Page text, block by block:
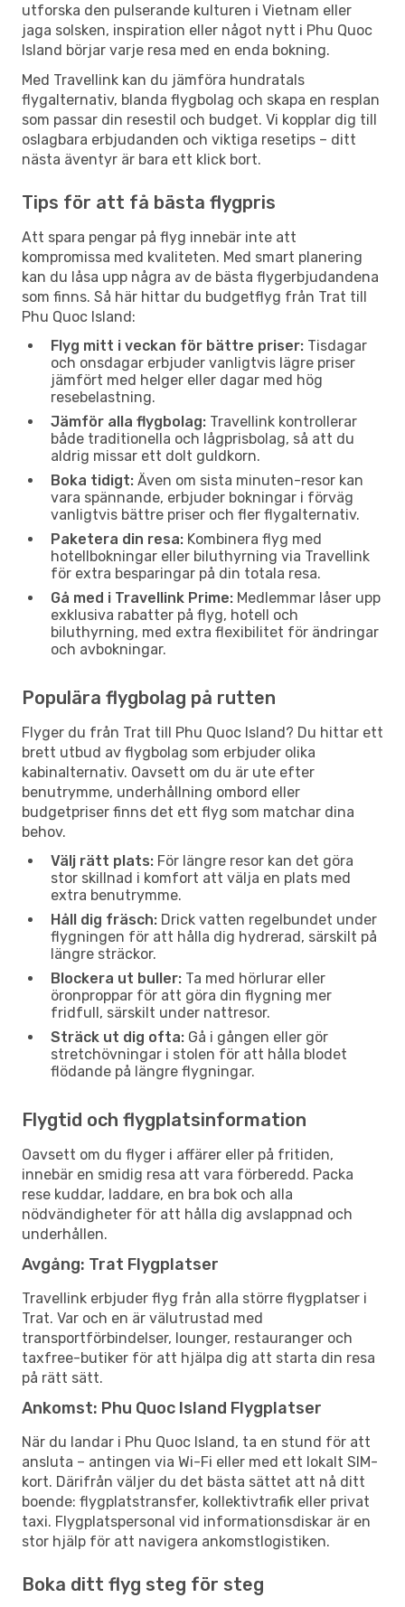
utforska den pulserande kulturen i Vietnam eller
jaga solsken, inspiration eller något nytt i Phu Quoc
Island börjar varje resa med en enda bokning.
Med Travellink kan du jämföra hundratals
flygalternativ, blanda flygbolag och skapa en resplan
som passar din resestil och budget. Vi kopplar dig till
oslagbara erbjudanden och viktiga resetips – ditt
nästa äventyr är bara ett klick bort.
Tips för att få bästa flygpris
Att spara pengar på flyg innebär inte att
kompromissa med kvaliteten. Med smart planering
kan du låsa upp några av de bästa flygerbjudandena
som finns. Så här hittar du budgetflyg från Trat till
Phu Quoc Island:
Flyg mitt i veckan för bättre priser: Tisdagar
och onsdagar erbjuder vanligtvis lägre priser
jämfört med helger eller dagar med hög
resebelastning.
Jämför alla flygbolag: Travellink kontrollerar
både traditionella och lågprisbolag, så att du
aldrig missar ett dolt guldkorn.
Boka tidigt: Även om sista minuten-resor kan
vara spännande, erbjuder bokningar i förväg
vanligtvis bättre priser och fler flygalternativ.
Paketera din resa: Kombinera flyg med
hotellbokningar eller biluthyrning via Travellink
för extra besparingar på din totala resa.
Gå med i Travellink Prime: Medlemmar låser upp
exklusiva rabatter på flyg, hotell och
biluthyrning, med extra flexibilitet för ändringar
och avbokningar.
Populära flygbolag på rutten
Flyger du från Trat till Phu Quoc Island? Du hittar ett
brett utbud av flygbolag som erbjuder olika
kabinalternativ. Oavsett om du är ute efter
benutrymme, underhållning ombord eller
budgetpriser finns det ett flyg som matchar dina
behov.
Välj rätt plats: För längre resor kan det göra
stor skillnad i komfort att välja en plats med
extra benutrymme.
Håll dig fräsch: Drick vatten regelbundet under
flygningen för att hålla dig hydrerad, särskilt på
längre sträckor.
Blockera ut buller: Ta med hörlurar eller
öronproppar för att göra din flygning mer
fridfull, särskilt under nattresor.
Sträck ut dig ofta: Gå i gången eller gör
stretchövningar i stolen för att hålla blodet
flödande på längre flygningar.
Flygtid och flygplatsinformation
Oavsett om du flyger i affärer eller på fritiden,
innebär en smidig resa att vara förberedd. Packa
rese kuddar, laddare, en bra bok och alla
nödvändigheter för att hålla dig avslappnad och
underhållen.
Avgång: Trat Flygplatser
Travellink erbjuder flyg från alla större flygplatser i
Trat. Var och en är välutrustad med
transportförbindelser, lounger, restauranger och
taxfree-butiker för att hjälpa dig att starta din resa
på rätt sätt.
Ankomst: Phu Quoc Island Flygplatser
När du landar i Phu Quoc Island, ta en stund för att
ansluta – antingen via Wi-Fi eller med ett lokalt SIM-
kort. Därifrån väljer du det bästa sättet att nå ditt
boende: flygplatstransfer, kollektivtrafik eller privat
taxi. Flygplatspersonal vid informationsdiskar är en
stor hjälp för att navigera ankomstlogistiken.
Boka ditt flyg steg för steg